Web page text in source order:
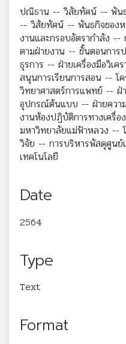
ปณิธาน -- วิสัยทัศน์ -- พัน
-- วิสัยทัศน์ -- พันธกิจของห
งานและกรอบอัตรากำลัง --
ตามฝ่ายงาน -- ขั้นตอนการ
ธุรการ -- ฝ่ายเครื่องมือวิเ
สนุนการเรียนการสอน -- โ
วิทยาศาสตร์การแพทย์ -- ฝ่
อุปกรณ์ต้นแบบ -- ฝ่ายควา
งานห้องปฏิบัติการทางเครื่อ
มหาวิทยาลัยแม่ฟ้าหลวง --
วิจัย -- การบริหารพัสดุศูนย์
เทคโนโลยี
Date
2564
Type
Text
Format